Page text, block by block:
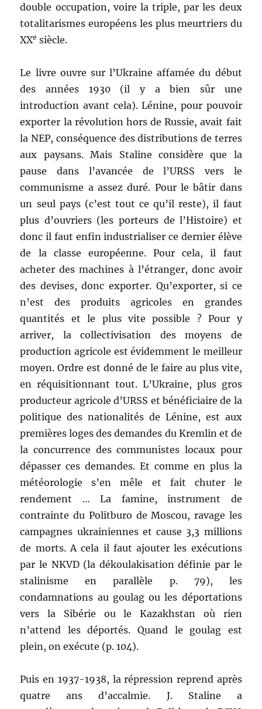
double occupation, voire la triple, par les deux
totalitarismes européens les plus meurtriers du
XXe siècle.
Le livre ouvre sur l’Ukraine affamée du début
des années 1930 (il y a bien sûr une
introduction avant cela). Lénine, pour pouvoir
exporter la révolution hors de Russie, avait fait
la NEP, conséquence des distributions de terres
aux paysans. Mais Staline considère que la
pause dans l’avancée de l’URSS vers le
communisme a assez duré. Pour le bâtir dans
un seul pays (c’est tout ce qu’il reste), il faut
plus d’ouvriers (les porteurs de l’Histoire) et
donc il faut enfin industrialiser ce dernier élève
de la classe européenne. Pour cela, il faut
acheter des machines à l’étranger, donc avoir
des devises, donc exporter. Qu’exporter, si ce
n’est des produits agricoles en grandes
quantités et le plus vite possible ? Pour y
arriver, la collectivisation des moyens de
production agricole est évidemment le meilleur
moyen. Ordre est donné de le faire au plus vite,
en réquisitionnant tout. L’Ukraine, plus gros
producteur agricole d’URSS et bénéficiaire de la
politique des nationalités de Lénine, est aux
premières loges des demandes du Kremlin et de
la concurrence des communistes locaux pour
dépasser ces demandes. Et comme en plus la
météorologie s’en mêle et fait chuter le
rendement … La famine, instrument de
contrainte du Politburo de Moscou, ravage les
campagnes ukrainiennes et cause 3,3 millions
de morts. A cela il faut ajouter les exécutions
par le NKVD (la dékoulakisation définie par le
stalinisme en parallèle p. 79), les
condamnations au goulag ou les déportations
vers la Sibérie ou le Kazakhstan où rien
n’attend les déportés. Quand le goulag est
plein, on exécute (p. 104).
Puis en 1937-1938, la répression reprend après
quatre ans d’accalmie. J. Staline a